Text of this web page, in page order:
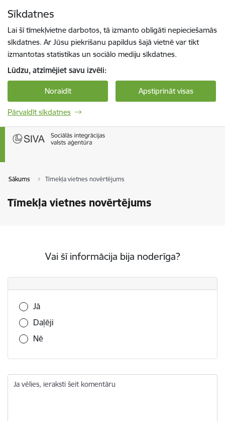
Sīkdatnes
Lai šī tīmekļvietne darbotos, tā izmanto obligāti nepieciešamās
sīkdatnes. Ar Jūsu piekrišanu papildus šajā vietnē var tikt
izmantotas statistikas un sociālo mediju sīkdatnes.
Lūdzu, atzīmējiet savu izvēli:
Noraidīt Apstiprināt visas
Pārvaldīt sīkdatnes
Sākums Tīmekļa vietnes novērtējums
Tīmekļa vietnes novērtējums
Vai šī informācija bija noderīga?
Vai šī informācija bija noderīga?
Jā
Daļēji
Nē
Ja vēlies, ieraksti šeit komentāru